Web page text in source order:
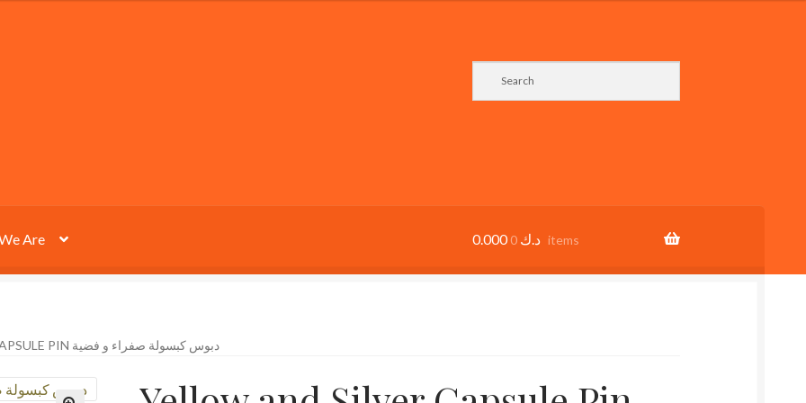
Are 0.000 د.ك 0 items
YELLOW AND SILVER CAPSULE PIN دبوس كبسولة صفراء و فضية